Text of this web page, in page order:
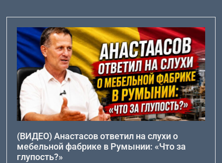
(ВИДЕО) Анастасов ответил на слухи о
мебельной фабрике в Румынии: «Что за
глупость?»